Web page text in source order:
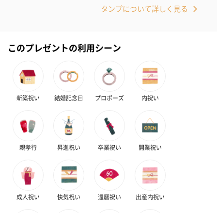
フラワーテディベア
（2,390円）
テディベア（バニラ）
（1,760円）
紅茶・コーヒー・スイーツ
紅茶・コーヒー・スイーツを同梱してお届けいたします。ギフト
への＋αにおすすめです。
タンプについて詳しく見る
このプレゼントの利用シーン
新築祝い 結婚記念日 プロポーズ 内祝い
親孝行 昇進祝い 卒業祝い 開業祝い
成人祝い 快気祝い 還暦祝い 出産内祝い